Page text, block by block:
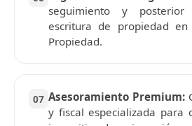
seguimiento y
escritura de propiedad
Propiedad.
07 Asesoramiento Premium:
y fiscal especializada para